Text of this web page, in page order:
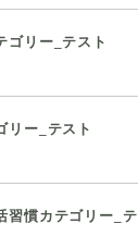
ゴリー_テスト
リー_テスト
習慣カテゴリー_テ